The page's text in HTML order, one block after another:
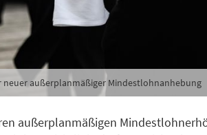
neuer außerplanmäßiger Mindestlohnanhebung
außerplanmäßigen